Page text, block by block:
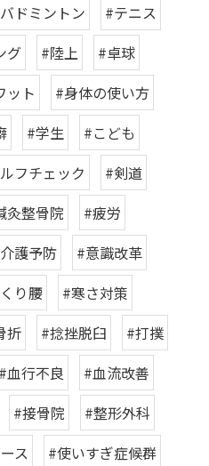
ドミントン
#テニス
グ #陸上
#卓球
ット
#身体の使い方
#学生
#こども
フチェック
#剣道
整骨院
#疲労
護予防
#意識改革
り腰
#寒さ対策
折 #捻挫脱臼
#打撲
#血行不良
#血流改善
#接骨院
#整形外科
ス
#使いすぎ症候群